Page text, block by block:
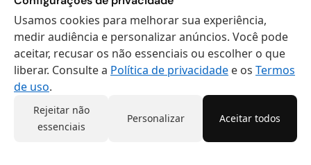
PDF
Loja -
Certificados
Digitais
lojas
Preferências de
cookies
Politica de
Usamos cookies para melhorar sua experiência,
medir audiência e personalizar anúncios. Você pode
aceitar, recusar os não essenciais ou escolher o que
liberar. Consulte a Política de privacidade e os Termos
de uso.
Rejeitar não
essenciais
Personalizar Aceitar todos